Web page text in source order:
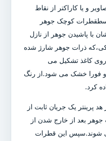
و یا کاراکتر از نقاط
کوچک جوهر
با پاشیدن جوهر از نازل
ذرات جوهر شارژ شده
روی کاغذ تشکیل می
فورا خشک می شود.از رنگ
کرد.
پرینتر یک جریان ثابت از
بعد از خارج شدن از
شوند.سپس این قطرات